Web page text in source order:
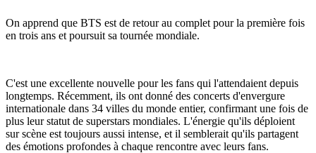
On apprend que BTS est de retour au complet pour la première fois
en trois ans et poursuit sa tournée mondiale.
C'est une excellente nouvelle pour les fans qui l'attendaient depuis
longtemps. Récemment, ils ont donné des concerts d'envergure
internationale dans 34 villes du monde entier, confirmant une fois de
plus leur statut de superstars mondiales. L'énergie qu'ils déploient
sur scène est toujours aussi intense, et il semblerait qu'ils partagent
des émotions profondes à chaque rencontre avec leurs fans.